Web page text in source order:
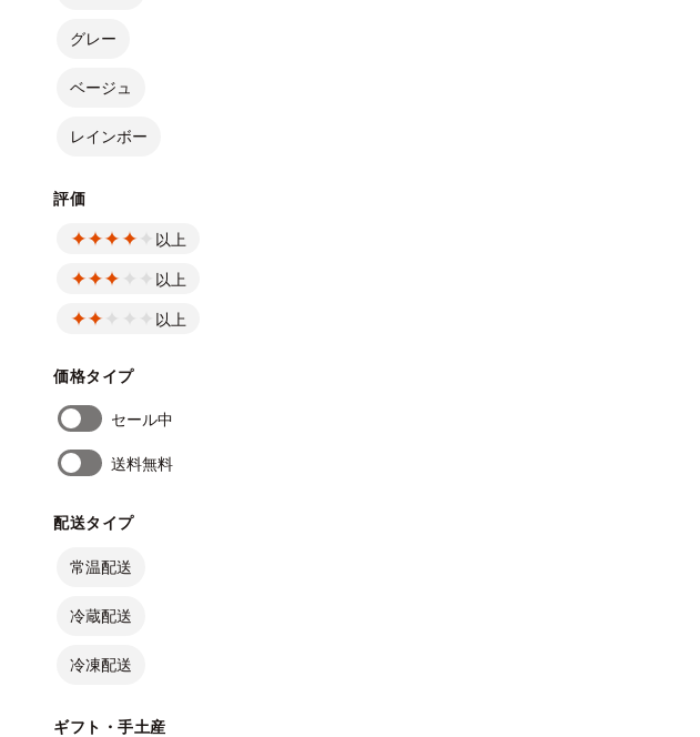
グレー
ベージュ
レインボー
評価
以上
以上
以上
価格タイプ
セール中
送料無料
配送タイプ
常温配送
冷蔵配送
冷凍配送
ギフト・手土産